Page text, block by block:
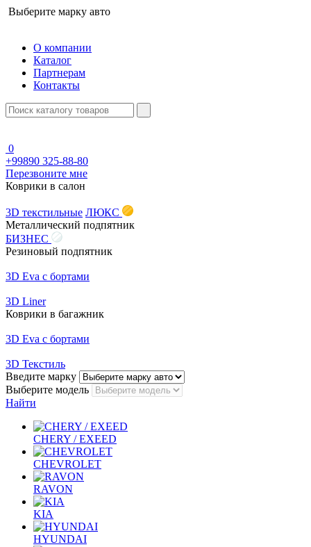
Выберите марку авто
О компании
Каталог
Партнерам
Контакты
0
+99890 325-88-80
Перезвоните мне
Коврики в салон
3D текстильные ЛЮКС
Металлический подпятник
БИЗНЕС
Резиновый подпятник
3D Eva с бортами
3D Liner
Коврики в багажник
3D Eva с бортами
3D Текстиль
Введите марку
Выберите модель
Найти
CHERY / EXEED
CHEVROLET
RAVON
KIA
HYUNDAI